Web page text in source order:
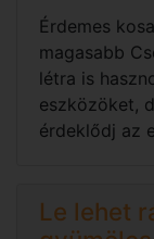
Érdemes
magasabb
létra is
eszközöket,
érdeklődj az
Le lehet